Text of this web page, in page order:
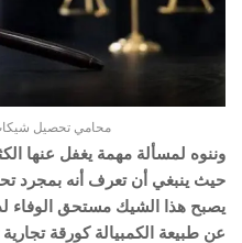
محامي تحصيل
وننوه لمسألة مهمة يغفل عنها
حيث ينبغي أن تعرف أنه بمجرد
يصبح هذا الشيك مستحق الوفاء
عن طبيعة الكمبيالة كورقة